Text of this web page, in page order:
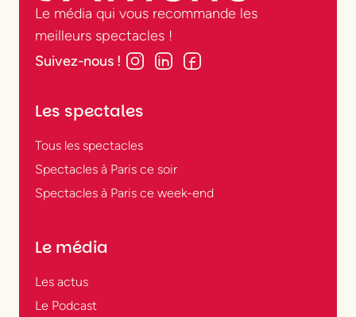
Le média qui vous recommande les
meilleurs spectacles !
Suivez-nous !
Les spectales
Tous les spectacles
Spectacles à Paris ce soir
Spectacles à Paris ce week-end
Le média
Les actus
Le Podcast